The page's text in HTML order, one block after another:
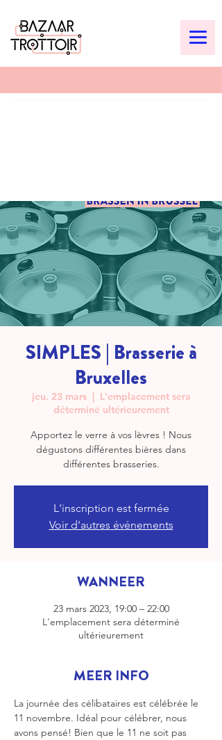
SIMPLES | Brasserie à
Bruxelles
jeu. 23 mars
  |
L'emplacement sera
déterminé ultérieurement
Apportez le verre à vos lèvres ! Nous
dégustons différentes bières dans
différentes brasseries.
L'inscription est fermée
Voir d'autres événements
WANNEER
23 mars 2023, 19:00 – 22:00
L'emplacement sera déterminé
ultérieurement
MEER INFO
La journée des célibataires est célébrée le
11 novembre. Idéal pour célébrer, nous
avons pensé! Bien que le 11 ne soit pas